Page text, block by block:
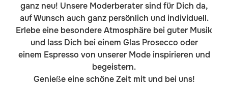
ganz neu! Unsere Moderberater sind für Dich da,
auf Wunsch auch ganz persönlich und individuell.
Erlebe eine besondere Atmosphäre bei guter Musik
und lass Dich bei einem Glas Prosecco oder
einem Espresso von unserer Mode inspirieren und
begeistern.
Genieße eine schöne Zeit mit und bei uns!